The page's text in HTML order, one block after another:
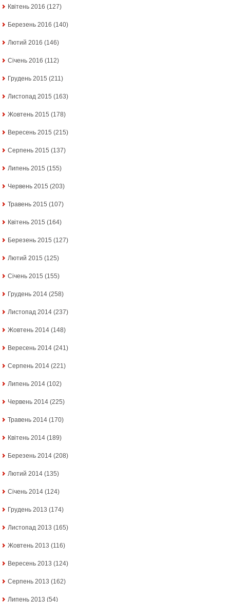
Квітень 2016 (127)
Березень 2016 (140)
Лютий 2016 (146)
Січень 2016 (112)
Грудень 2015 (211)
Листопад 2015 (163)
Жовтень 2015 (178)
Вересень 2015 (215)
Серпень 2015 (137)
Липень 2015 (155)
Червень 2015 (203)
Травень 2015 (107)
Квітень 2015 (164)
Березень 2015 (127)
Лютий 2015 (125)
Січень 2015 (155)
Грудень 2014 (258)
Листопад 2014 (237)
Жовтень 2014 (148)
Вересень 2014 (241)
Серпень 2014 (221)
Липень 2014 (102)
Червень 2014 (225)
Травень 2014 (170)
Квітень 2014 (189)
Березень 2014 (208)
Лютий 2014 (135)
Січень 2014 (124)
Грудень 2013 (174)
Листопад 2013 (165)
Жовтень 2013 (116)
Вересень 2013 (124)
Серпень 2013 (162)
Липень 2013 (54)